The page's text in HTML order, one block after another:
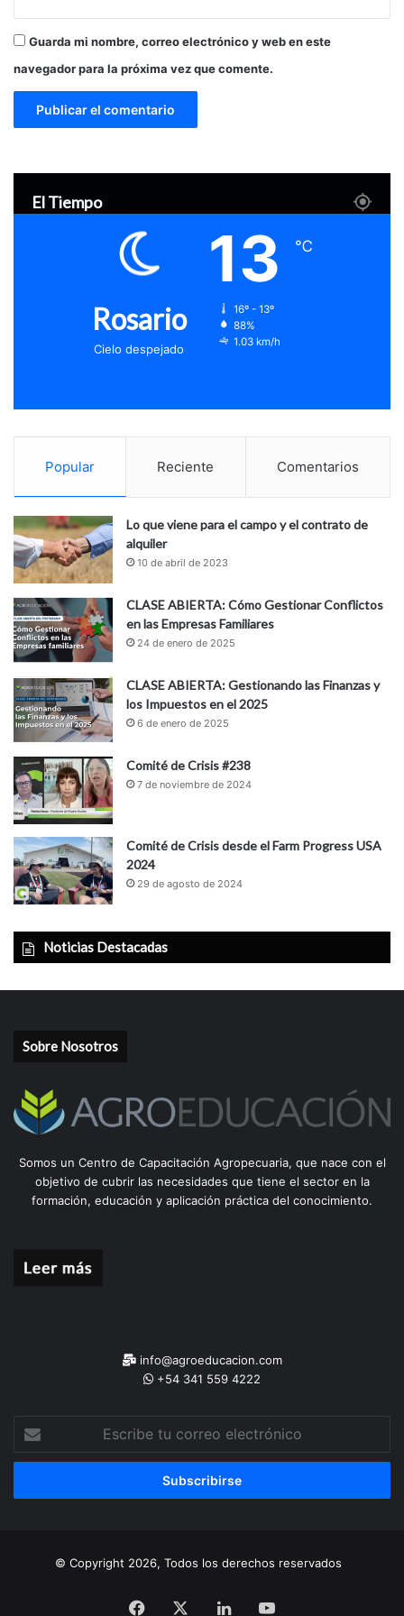
Guarda mi nombre, correo electrónico y web en este
navegador para la próxima vez que comente.
El Tiempo
Rosario
Cielo despejado
13 ℃
16º - 13º
88%
1.03 km/h
Popular Reciente Comentarios
Lo que viene para el campo y el contrato de
alquiler
10 de abril de 2023
CLASE ABIERTA: Cómo Gestionar Conflictos
en las Empresas Familiares
24 de enero de 2025
CLASE ABIERTA: Gestionando las Finanzas y
los Impuestos en el 2025
6 de enero de 2025
Comité de Crisis #238
7 de noviembre de 2024
Comité de Crisis desde el Farm Progress USA
2024
29 de agosto de 2024
Noticias Destacadas
Sobre Nosotros
Somos un Centro de Capacitación Agropecuaria, que nace con el
objetivo de cubrir las necesidades que tiene el sector en la
formación, educación y aplicación práctica del conocimiento.
info@agroeducacion.com
+54 341 559 4222
correo
© Copyright 2026, Todos los derechos reservados
Facebook LinkedInYouTube